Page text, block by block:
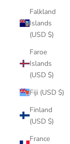
Falkland
Islands
(USD $)
Faroe
Islands
(USD $)
Fiji (USD $)
Finland
(USD $)
France